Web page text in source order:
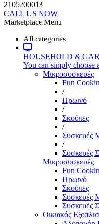
2105200013
CALL US NOW
Marketplace Menu
All categories
HOUSEHOLD &
You can simply choose
Μικροσυσκευές
Fun
/
Πρωινό
/
Σκούπες
/
Συσκευές
/
Συσκευές
Μικροσυσκευές
Fun
Πρωινό
Σκούπες
Συσκευές
Συσκευές
Οικιακός